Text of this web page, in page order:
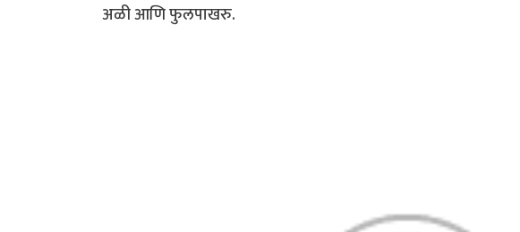
अळी आणि फुलपाखरु.